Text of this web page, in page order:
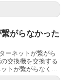
がらなかった
ーネットが繋がら
交換機を交換する
トが繋がらなく...